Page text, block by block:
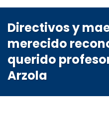
Directivos y
merecido
querido
Arzola